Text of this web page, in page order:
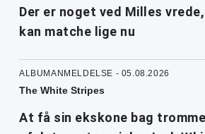
Der er noget ved Milles
kan matche lige nu
ALBUMANMELDELSE - 05.08.2026
The White Stripes
At få sin ekskone bag